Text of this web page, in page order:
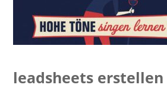
leadsheets erstellen